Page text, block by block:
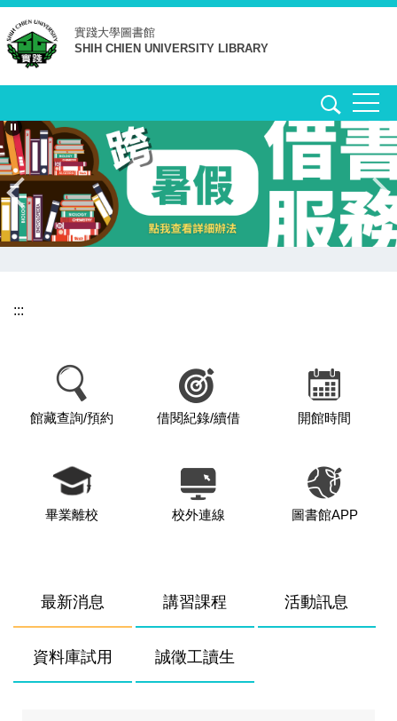
跳
到
主
要
容
區
實踐大學圖書館
SHIH CHIEN UNIVERSITY LIBRARY
:::
館藏查詢/預約 借閱紀錄/續借 開館時間
畢業離校 校外連線 圖書館APP
最新消息 講習課程 活動訊息
資料庫試用 誠徵工讀生